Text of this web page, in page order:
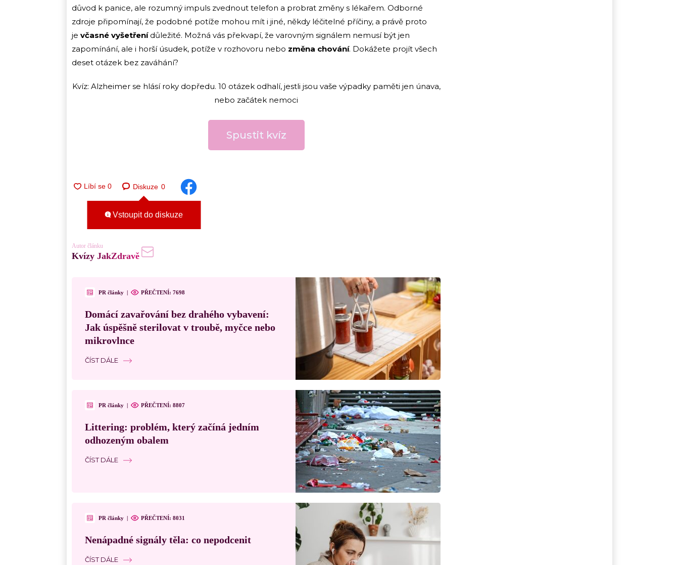
důvod k panice, ale rozumný impuls zvednout telefon a probrat změny s lékařem. Odborné
zdroje připomínají, že podobné potíže mohou mít i jiné, někdy léčitelné příčiny, a právě proto
je včasné vyšetřenídůležité. Možná vás překvapí, že varovným signálem nemusí být jen
zapomínání, ale i horší úsudek, potíže v rozhovoru nebo změna chování. Dokážete projít všech
deset otázek bez zaváhání?
Kvíz: Alzheimer se hlásí roky dopředu. 10 otázek odhalí, jestli jsou vaše výpadky paměti jen únava,
nebo začátek nemoci
Spustit kvíz
Diskuze 0
Vstoupit do diskuze
Autor článku
Kvízy JakZdravě
PR články | PŘEČTENÍ: 7698
Domácí zavařování bez drahého vybavení:
Jak úspěšně sterilovat v troubě, myčce nebo
mikrovlnce
ČÍST DÁLE
PR články | PŘEČTENÍ: 8807
Littering: problém, který začíná jedním
odhozeným obalem
ČÍST DÁLE
PR články | PŘEČTENÍ: 8031
Nenápadné signály těla: co nepodcenit
ČÍST DÁLE